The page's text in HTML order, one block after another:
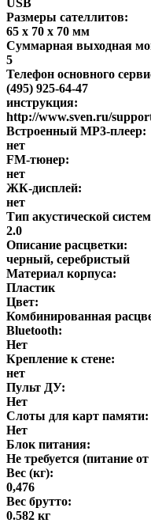
Размеры сателлитов:
65 х 70 х 70 мм
Суммарная выходная
5
Телефон основного
(495) 925-64-47
инструкция:
http://www.sven.ru/
Встроенный MP3-плеер:
нет
FM-тюнер:
нет
ЖК-дисплей:
нет
Тип акустической
2.0
Описание расцветки:
черный, серебристый
Материал корпуса:
Пластик
Цвет:
Комбинированная
Bluetooth:
Нет
Крепление к стене:
нет
Пульт ДУ:
Нет
Слоты для карт памяти:
Нет
Блок питания:
Не требуется (питание
Вес (кг):
0,476
Вес брутто:
0.582 кг